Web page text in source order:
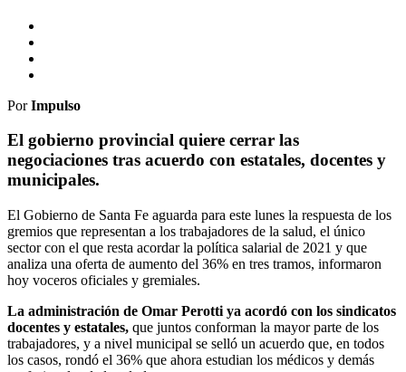
PorImpulso
El gobierno provincial quiere cerrar las
negociaciones tras acuerdo con estatales, docentes y
municipales.
El Gobierno de Santa Fe aguarda para este lunes la respuesta de los
gremios que representan a los trabajadores de la salud, el único
sector con el que resta acordar la política salarial de 2021 y que
analiza una oferta de aumento del 36% en tres tramos, informaron
hoy voceros oficiales y gremiales.
La administración de Omar Perotti ya acordó con los sindicatos
docentes y estatales, que juntos conforman la mayor parte de los
trabajadores, y a nivel municipal se selló un acuerdo que, en todos
los casos, rondó el 36% que ahora estudian los médicos y demás